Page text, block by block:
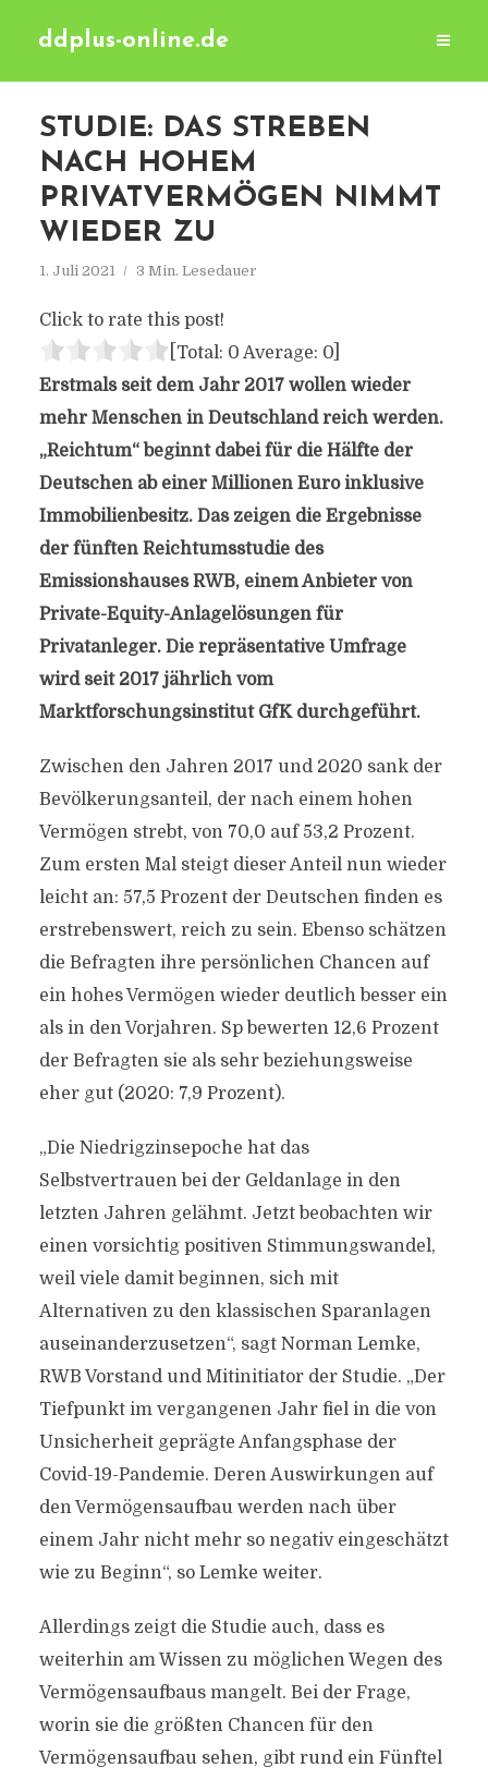
ddplus-online.de
STUDIE: DAS STREBEN
NACH HOHEM
PRIVATVERMÖGEN NIMMT
WIEDER ZU
1. Juli 2021 3 Min. Lesedauer
Click to rate this post!
[Total: 0 Average: 0]
Erstmals seit dem Jahr 2017 wollen wieder
mehr Menschen in Deutschland reich werden.
„Reichtum“ beginnt dabei für die Hälfte der
Deutschen ab einer Millionen Euro inklusive
Immobilienbesitz. Das zeigen die Ergebnisse
der fünften Reichtumsstudie des
Emissionshauses RWB, einem Anbieter von
Private-Equity-Anlagelösungen für
Privatanleger. Die repräsentative Umfrage
wird seit 2017 jährlich vom
Marktforschungsinstitut GfK durchgeführt.
Zwischen den Jahren 2017 und 2020 sank der
Bevölkerungsanteil, der nach einem hohen
Vermögen strebt, von 70,0 auf 53,2 Prozent.
Zum ersten Mal steigt dieser Anteil nun wieder
leicht an: 57,5 Prozent der Deutschen finden es
erstrebenswert, reich zu sein. Ebenso schätzen
die Befragten ihre persönlichen Chancen auf
ein hohes Vermögen wieder deutlich besser ein
als in den Vorjahren. Sp bewerten 12,6 Prozent
der Befragten sie als sehr beziehungsweise
eher gut (2020: 7,9 Prozent).
„Die Niedrigzinsepoche hat das
Selbstvertrauen bei der Geldanlage in den
letzten Jahren gelähmt. Jetzt beobachten wir
einen vorsichtig positiven Stimmungswandel,
weil viele damit beginnen, sich mit
Alternativen zu den klassischen Sparanlagen
auseinanderzusetzen“, sagt Norman Lemke,
RWB Vorstand und Mitinitiator der Studie. „Der
Tiefpunkt im vergangenen Jahr fiel in die von
Unsicherheit geprägte Anfangsphase der
Covid-19-Pandemie. Deren Auswirkungen auf
den Vermögensaufbau werden nach über
einem Jahr nicht mehr so negativ eingeschätzt
wie zu Beginn“, so Lemke weiter.
Allerdings zeigt die Studie auch, dass es
weiterhin am Wissen zu möglichen Wegen des
Vermögensaufbaus mangelt. Bei der Frage,
worin sie die größten Chancen für den
Vermögensaufbau sehen, gibt rund ein Fünftel